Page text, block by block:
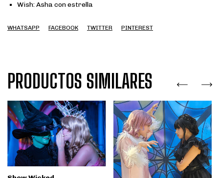
Wish: Asha con estrella
WHATSAPP FACEBOOK TWITTER PINTEREST
PRODUCTOS SIMILARES